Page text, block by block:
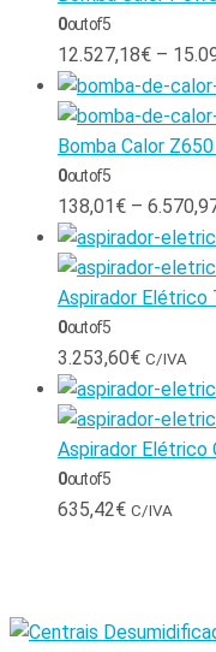
0out of 5
12.527,18€ –
Bomba Calor
0out of 5
138,01 € –
Aspirador Elétrico
0out of 5
3.253,60€ C/IVA
Aspirador Elétrico
0out of 5
635,42€ C/IVA